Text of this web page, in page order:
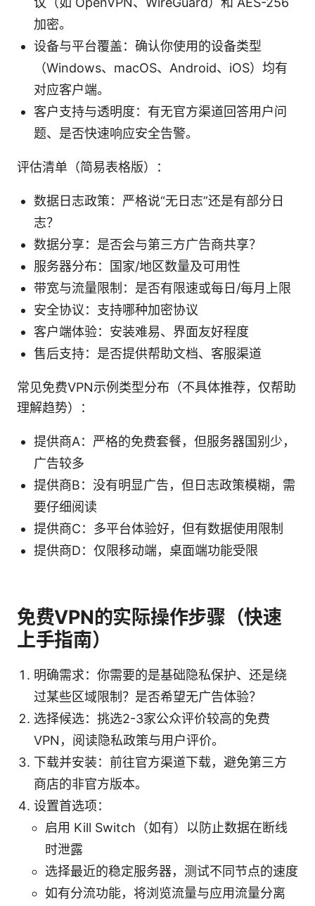
加密。
设备与平台覆盖：确认你使用的设备类型
（Windows、macOS、Android、iOS）均有
对应客户端。
客户支持与透明度：有无官方渠道回答用户问
题、是否快速响应安全告警。
评估清单（简易表格版）：
数据日志政策：严格说“无日志”还是有部分日
志？
数据分享：是否会与第三方广告商共享？
服务器分布：国家/地区数量及可用性
带宽与流量限制：是否有限速或每日/每月上限
安全协议：支持哪种加密协议
客户端体验：安装难易、界面友好程度
售后支持：是否提供帮助文档、客服渠道
常见免费VPN示例类型分布（不具体推荐，仅帮助
理解趋势）：
提供商A：严格的免费套餐，但服务器国别少，
广告较多
提供商B：没有明显广告，但日志政策模糊，需
要仔细阅读
提供商C：多平台体验好，但有数据使用限制
提供商D：仅限移动端，桌面端功能受限
免费VPN的实际操作步骤（快速
上手指南）
明确需求：你需要的是基础隐私保护、还是绕
过某些区域限制？是否希望无广告体验？
选择候选：挑选2-3家公众评价较高的免费
VPN，阅读隐私政策与用户评价。
下载并安装：前往官方渠道下载，避免第三方
商店的非官方版本。
设置首选项：
启用 Kill Switch（如有）以防止数据在断线
时泄露
选择最近的稳定服务器，测试不同节点的速度
如有分流功能，将浏览流量与应用流量分离